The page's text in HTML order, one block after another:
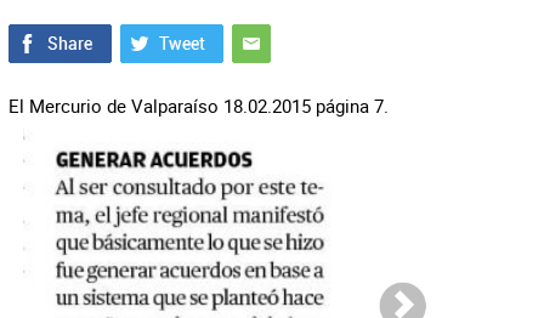
El Mercurio de Valparaíso 18.02.2015 página 7.